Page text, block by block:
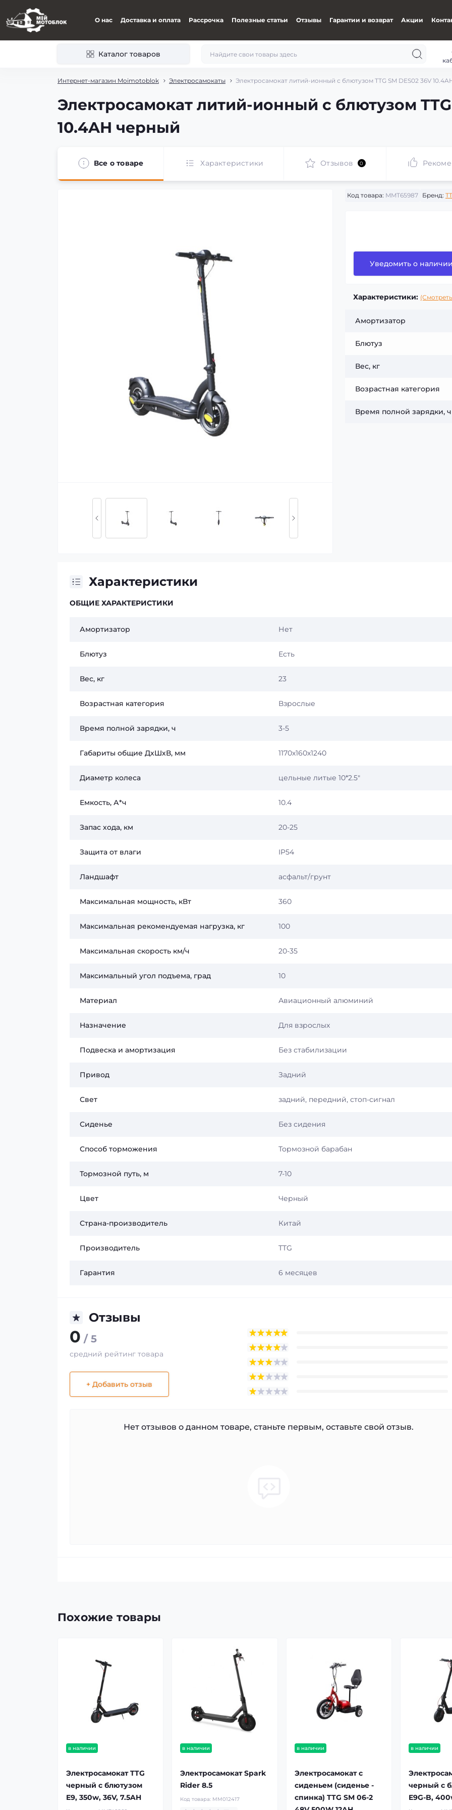
О нас Доставка и оплата Рассрочка Полезные статьи Отзывы Гарантии и возврат Акции
Каталог товаров
Интернет-магазин Moimotoblok Электросамокаты Электросамокат литий-ионный с блютузом TTG SM DES02 36V
Электросамокат литий-ионный с блютузом TTG
10.4AH черный
Все о товаре Характеристики Отзывов 0
Код товара: MMT65987 Бренд:
Уведомить о
Характеристики:
Амортизатор
Блютуз
Вес, кг
Возрастная категория
Время полной зарядки, ч
Характеристики
ОБЩИЕ ХАРАКТЕРИСТИКИ
Амортизатор Нет
Блютуз Есть
Вес, кг 23
Возрастная категория Взрослые
Время полной зарядки, ч 3-5
Габариты общие ДхШхВ, мм 1170х160х1240
Диаметр колеса цельные литые 10*2.5"
Емкость, А*ч 10.4
Запас хода, км 20-25
Защита от влаги IP54
Ландшафт асфальт/грунт
Максимальная мощность, кВт 360
Максимальная рекомендуемая нагрузка, кг 100
Максимальная скорость км/ч 20-35
Максимальный угол подъема, град 10
Материал Авиационный алюминий
Назначение Для взрослых
Подвеска и амортизация Без стабилизации
Привод Задний
Свет задний, передний, стоп-сигнал
Сиденье Без сидения
Способ торможения Тормозной барабан
Тормозной путь, м 7-10
Цвет Черный
Страна-производитель Китай
Производитель TTG
Гарантия 6 месяцев
Отзывы
0 / 5
средний рейтинг товара
+ Добавить отзыв
Нет отзывов о данном товаре, станьте первым, оставьте свой отзыв.
Похожие товары
в наличии
Электросамокат TTG
черный с блютузом
E9, 350w, 36V, 7.5AH
в наличии
Электросамокат Spark
Rider 8.5
Код товара: MM012417
в наличии
Электросамокат с
сиденьем (сиденье -
спинка) TTG SM 06-2
в наличии
черный с
E9G-B,